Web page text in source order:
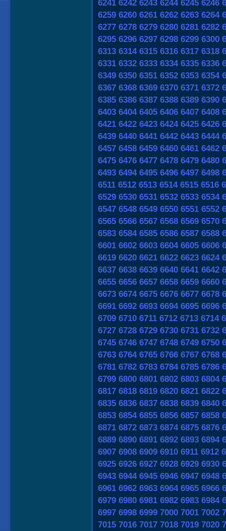
6241 6242 6243 6244 6245 6246
6259 6260 6261 6262 6263 6264
6277 6278 6279 6280 6281 6282
6295 6296 6297 6298 6299 6300
6313 6314 6315 6316 6317 6318
6331 6332 6333 6334 6335 6336
6349 6350 6351 6352 6353 6354
6367 6368 6369 6370 6371 6372
6385 6386 6387 6388 6389 6390
6403 6404 6405 6406 6407 6408
6421 6422 6423 6424 6425 6426
6439 6440 6441 6442 6443 6444
6457 6458 6459 6460 6461 6462
6475 6476 6477 6478 6479 6480
6493 6494 6495 6496 6497 6498
6511 6512 6513 6514 6515 6516
6529 6530 6531 6532 6533 6534
6547 6548 6549 6550 6551 6552
6565 6566 6567 6568 6569 6570
6583 6584 6585 6586 6587 6588
6601 6602 6603 6604 6605 6606
6619 6620 6621 6622 6623 6624
6637 6638 6639 6640 6641 6642
6655 6656 6657 6658 6659 6660
6673 6674 6675 6676 6677 6678
6691 6692 6693 6694 6695 6696
6709 6710 6711 6712 6713 6714
6727 6728 6729 6730 6731 6732
6745 6746 6747 6748 6749 6750
6763 6764 6765 6766 6767 6768
6781 6782 6783 6784 6785 6786
6799 6800 6801 6802 6803 6804
6817 6818 6819 6820 6821 6822
6835 6836 6837 6838 6839 6840
6853 6854 6855 6856 6857 6858
6871 6872 6873 6874 6875 6876
6889 6890 6891 6892 6893 6894
6907 6908 6909 6910 6911 6912
6925 6926 6927 6928 6929 6930
6943 6944 6945 6946 6947 6948
6961 6962 6963 6964 6965 6966
6979 6980 6981 6982 6983 6984
6997 6998 6999 7000 7001 7002
7015 7016 7017 7018 7019 7020